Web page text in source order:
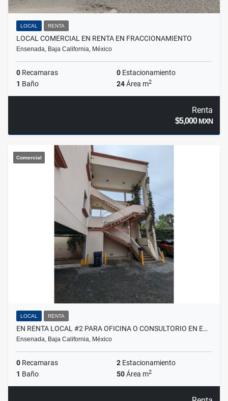
LOCAL RENTA
LOCAL COMERCIAL EN RENTA EN FRACCIONAMIENTO
Ensenada, Baja California, México
0 Recamaras 0 Estacionamiento
1 Baño 24Área m2
Renta
$5,000MXN
Comercial
LOCAL RENTA
EN RENTA LOCAL #2 PARA OFICINA O CONSULTORIO EN E…
Ensenada, Baja California, México
0 Recamaras 2 Estacionamiento
1 Baño 50Área m2